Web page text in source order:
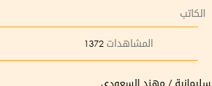
الكاتب
المشاهدات 1372
/ مهند السعودي